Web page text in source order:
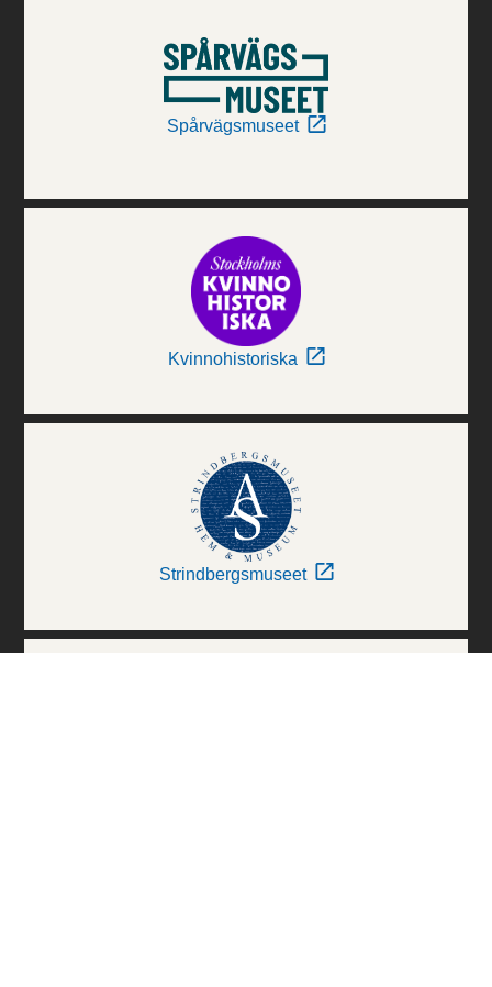
Spårvägsmuseet
Kvinnohistoriska
Strindbergsmuseet